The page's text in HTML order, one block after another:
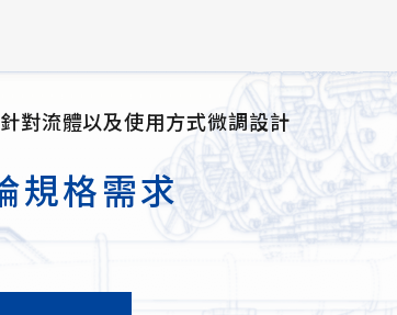
對流體以及使用方式微調設計
規格需求